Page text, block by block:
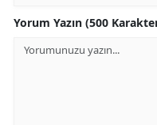
Yorum Yazın (500